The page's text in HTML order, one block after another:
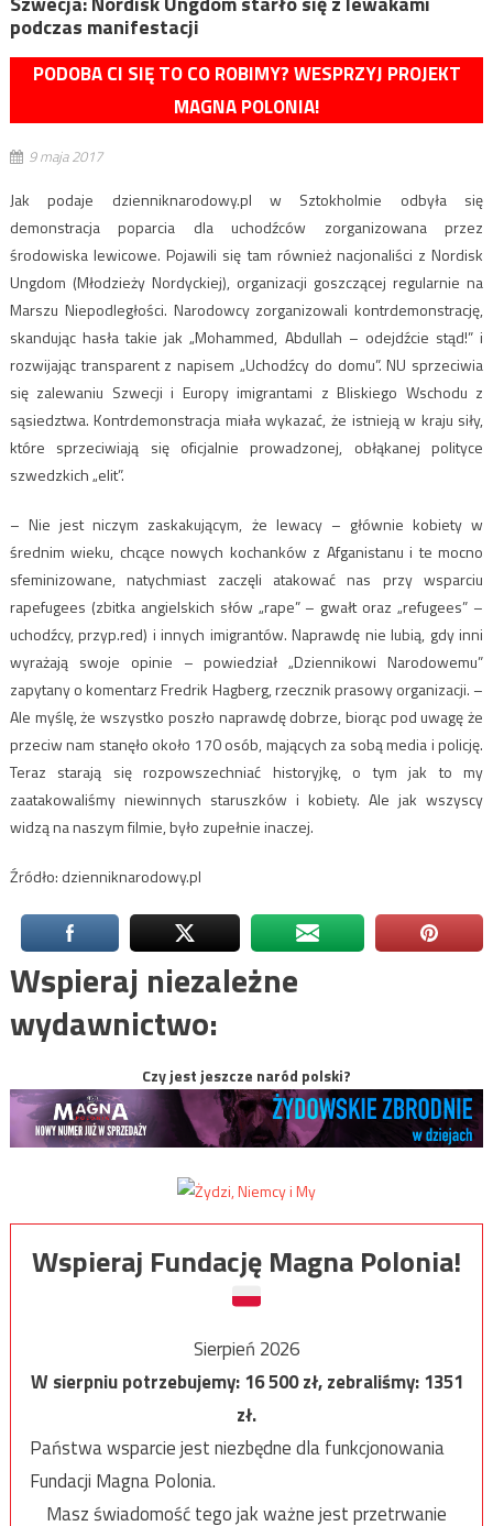
podczas manifestacji
PODOBA CI SIĘ TO CO ROBIMY? WESPRZYJ PROJEKT
MAGNA POLONIA!
9 maja 2017
Jak podaje dzienniknarodowy.pl w Sztokholmie odbyła się
demonstracja poparcia dla uchodźców zorganizowana przez
środowiska lewicowe. Pojawili się tam również nacjonaliści z Nordisk
Ungdom (Młodzieży Nordyckiej), organizacji goszczącej regularnie na
Marszu Niepodległości. Narodowcy zorganizowali kontrdemonstrację,
skandując hasła takie jak „Mohammed, Abdullah – odejdźcie stąd!” i
rozwijając transparent z napisem „Uchodźcy do domu”. NU sprzeciwia
się zalewaniu Szwecji i Europy imigrantami z Bliskiego Wschodu z
sąsiedztwa. Kontrdemonstracja miała wykazać, że istnieją w kraju siły,
które sprzeciwiają się oficjalnie prowadzonej, obłąkanej polityce
szwedzkich „elit”.
– Nie jest niczym zaskakującym, że lewacy – głównie kobiety w
średnim wieku, chcące nowych kochanków z Afganistanu i te mocno
sfeminizowane, natychmiast zaczęli atakować nas przy wsparciu
rapefugees (zbitka angielskich słów „rape” – gwałt oraz „refugees” –
uchodźcy, przyp.red) i innych imigrantów. Naprawdę nie lubią, gdy inni
wyrażają swoje opinie – powiedział „Dziennikowi Narodowemu”
zapytany o komentarz Fredrik Hagberg, rzecznik prasowy organizacji. –
Ale myślę, że wszystko poszło naprawdę dobrze, biorąc pod uwagę że
przeciw nam stanęło około 170 osób, mających za sobą media i policję.
Teraz starają się rozpowszechniać historyjkę, o tym jak to my
zaatakowaliśmy niewinnych staruszków i kobiety. Ale jak wszyscy
widzą na naszym filmie, było zupełnie inaczej.
Źródło: dzienniknarodowy.pl
Wspieraj niezależne
wydawnictwo:
Czy jest jeszcze naród polski?
Wspieraj Fundację Magna Polonia!
Sierpień 2026
W sierpniu potrzebujemy:16 500zł, zebraliśmy:1351
zł.
Państwa wsparcie jest niezbędne dla funkcjonowania
Fundacji Magna Polonia.
Masz świadomość tego jak ważne jest przetrwanie